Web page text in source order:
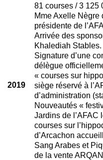
2019
81 courses / 3 125
Mme Axelle Nègre
présidente de
Arrivée des
Khalediah Stables.
Signature d’une
délègue
« courses sur
siège réservé à
d’administration
Nouveautés «
Jardins de l’AFAC
courses sur
d’Arcachon
Sang Arabes et
de la vente